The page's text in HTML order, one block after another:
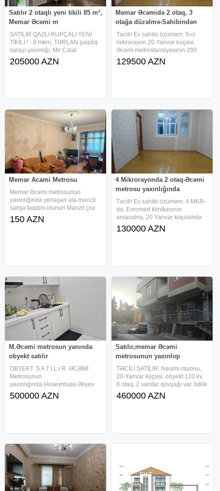
Satılır 2 otaqlı yeni tikili 85 m²,
Memar Əcəmi m
SATILIR QAZLI KUPÇALI YENİ
TİKİLİ ! - 9 mkrn, TƏRLAN şaqdıq
sarayı yaxınlığı, Mir Cəlal
küçəsində - Yeni tikili binada -
Qanuni 2 otaqlı, 85 kv.m., 19/18 -
205000 AZN
Memar Əcəmidə 2 otaq, 3
otağa düzəlmə-Sahibindən
Təcili! Ev sahibi özüməm. 5-ci
mikrorayon 20 Yanvar küçəsi,
Əcəmi metrostansiyasının 200
metr yaxınlığıda, piyada 3
dəqiqəlik, "Yaşam Residents"
129500 AZN
Memar Acami Metrosu
Memar Əcəmi metrosunun
yaxınlığında yerləşən əla mənzil
satışa təqdim olunur! Mənzil çox
rahat və əlverişli ərazidə yerləşir.
Metroya yaxın olması gündəlik
150 AZN
4 Mikrorayonda 2 otaq-Əcəmi
metrosu yaxınlığında
Təcili! Ev sahibi özüməm. 4 MKR-
da, Evromed klinikasının
arxasıdna, 20 Yanvar küçəsində
Fransız lahiyəli, (Memar Əcəmi
metrostansiyasının 200 metr
130000 AZN
M.Əcəmi metrosun yanında
obyekt satılır
OBYEKT. S A T I L I R. ƏCƏMİ
Metrosunun
yaxınlığında.Hüseynbala Əliyev
14 .ünvanda.5/1.Obyekt DiŞ
KLİNİKASI KİMİ FƏALİYYƏT
500000 AZN
Satılır,memar Əcəmi
metrosunun yaxınlıqı
TƏCİLİ SATILIR. Nəsimi rayonu,
20-Yanvar küçəsi, obyekt 120 kv,
8 otaq, 2 sanitar qovşağı var. İstilik
sistemi kombidir. Sənədi var.
Kupça (qeyri yaşayış) İşıq və su
460000 AZN